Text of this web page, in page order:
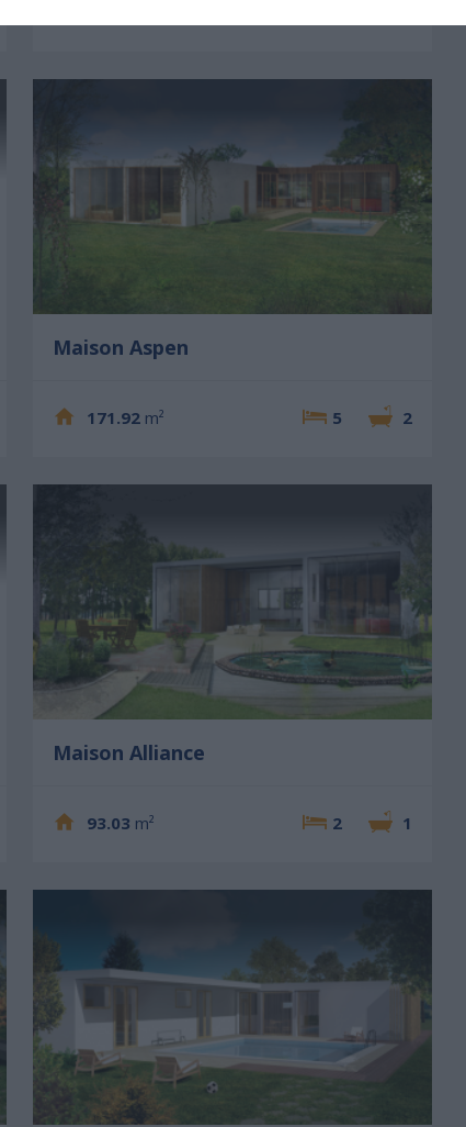
Maison Aspen
171.92 m² 5 2
Maison Alliance
93.03 m² 2 1